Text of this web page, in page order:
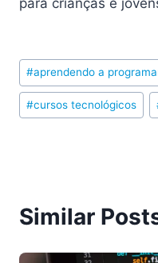
para crianças e
Post
Tags:
#aprendendo a
#cursos tecnológicos
Similar